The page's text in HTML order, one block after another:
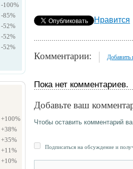
-100%
-85%
-52%
-52%
-52%
+100%
+38%
+35%
+11%
+10%
Нравится
Комментарии: Добавить
Пока нет комментариев.
Добавьте ваш
Чтобы оставить комментарий
Подписаться на обсуждение и